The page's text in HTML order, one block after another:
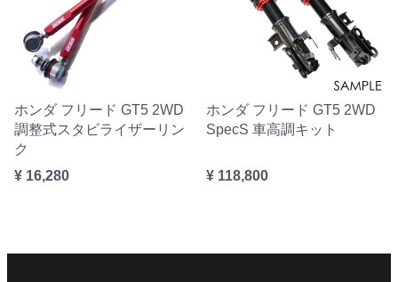
ホンダ フリード GT5 2WD
調整式スタビライザーリン
ク
¥ 16,280
ホンダ フリード GT5 2WD
SpecS 車高調キット
¥ 118,800